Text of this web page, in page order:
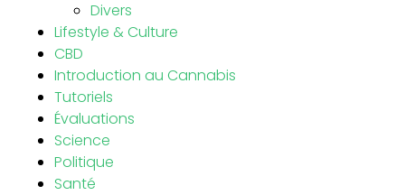
Divers
Lifestyle & Culture
CBD
Introduction au Cannabis
Tutoriels
Évaluations
Science
Politique
Santé